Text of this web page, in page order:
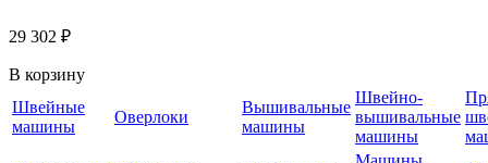
29 302 ₽
В корзину
Швейные
машины
Оверлоки
Вышивальные
машины
Швейно-
вышивальные
машины